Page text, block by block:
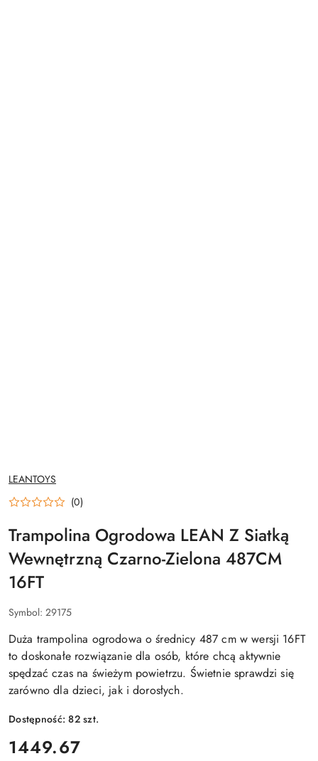
NAZWA
PRODUCENTA:
LEANTOYS
(0)
Trampolina Ogrodowa LEAN Z Siatką
Wewnętrzną Czarno-Zielona 487CM
16FT
Symbol: 29175
Duża trampolina ogrodowa o średnicy 487 cm w wersji 16FT
to doskonałe rozwiązanie dla osób, które chcą aktywnie
spędzać czas na świeżym powietrzu. Świetnie sprawdzi się
zarówno dla dzieci, jak i dorosłych.
Dostępność:82szt.
cena:
1449.67